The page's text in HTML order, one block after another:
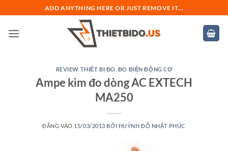
qua
nội
ADD ANYTHING HERE OR JUST REMOVE IT...
REVIEW THIẾT BỊ ĐO ĐO ĐIỆN ĐỘNG CƠ
Ampe kìm đo dòng AC EXTECH
MA250
ĐĂNG VÀO 15/03/2013 BỞI HUỲNH ĐỖ NHẬT PHÚC